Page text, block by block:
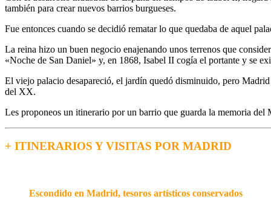
también para crear nuevos barrios burgueses.
Fue entonces cuando se decidió rematar lo que quedaba de aquel
La reina hizo un buen negocio enajenando unos terrenos que
«Noche de San Daniel» y, en 1868, Isabel II cogía el portante y se
El viejo palacio desapareció, el jardín quedó disminuido, pero
del XX.
Les proponeos un itinerario por un barrio que guarda la memoria
+ ITINERARIOS Y VISITAS POR MADRID
Escondido en Madrid, tesoros artísticos conservados